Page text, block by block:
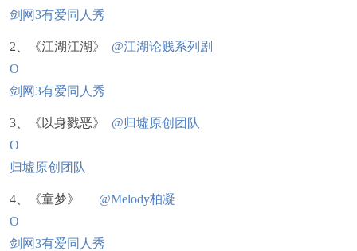
剑网3有爱同人秀
2、《江湖江湖》 @江湖论贱系列剧
O
剑网3有爱同人秀
3、《以身戮恶》 @归墟原创团队
O
归墟原创团队
4、《童梦》 @Melody柏凝
O
剑网3有爱同人秀